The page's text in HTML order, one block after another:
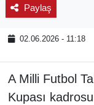
Paylaş
02.06.2026 - 11:18
A Milli Futbol
Kupası
KÜLTÜR